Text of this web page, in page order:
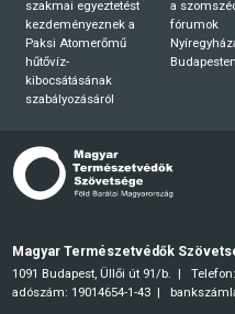
szakmai egyeztetést
kezdeményeznek a
Paksi Atomerőmű
hűtővíz-
kibocsátásának
szabályozásáról
a
fórumok
Budapesten
Magyar Természetvédők
1091 Budapest, Üllői út 91/b.
adószám: 19014654-1-43